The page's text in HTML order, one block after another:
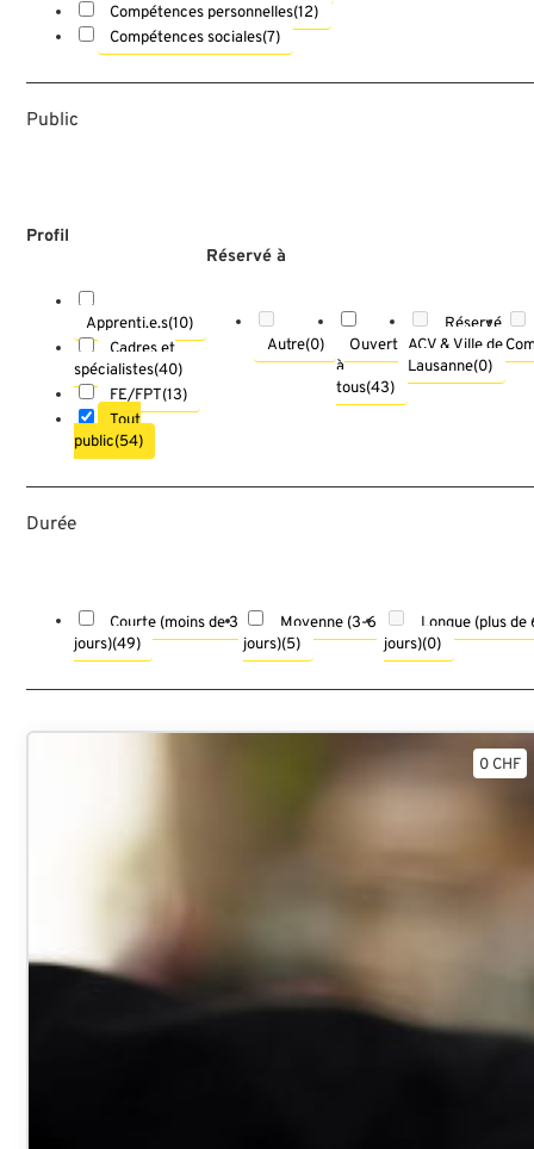
Compétences personnelles(12)
Compétences sociales(7)
Public
Profil
Apprenti.e.s(10)
Cadres et
spécialistes(40)
FE/FPT(13)
Tout
public(54)
Réservé à
Autre(0)
Ouvert
à
tous(43)
Réservé
ACV & Ville de
Lausanne(0)
Durée
Courte (moins de 3
jours)(49)
Longue (plus de
jours)(0)
Moyenne (3-6
jours)(5)
0 CHF